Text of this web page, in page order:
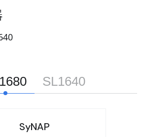
SL1640
SyNAP